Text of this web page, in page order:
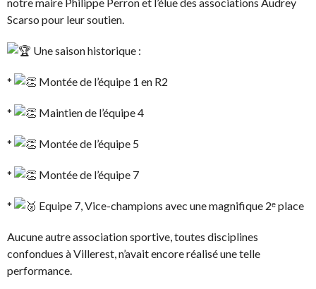
Scarso pour leur soutien.
Une saison historique :
* Montée de l’équipe 1 en R2
* Maintien de l’équipe 4
* Montée de l’équipe 5
* Montée de l’équipe 7
* Equipe 7, Vice-champions avec une magnifique 2ᵉ place
Aucune autre association sportive, toutes disciplines
confondues à Villerest, n’avait encore réalisé une telle
performance.